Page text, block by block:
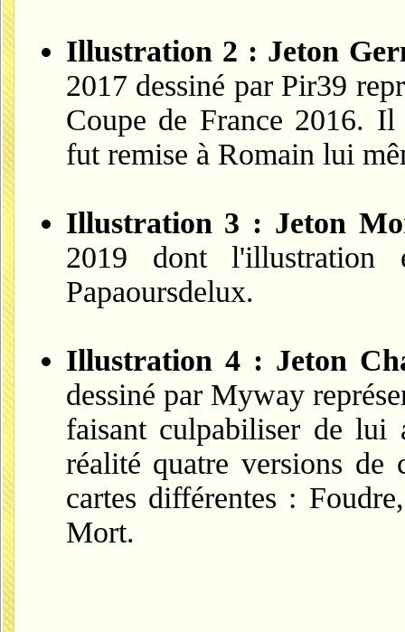
Illustration 2 : Jeton
2017 dessiné par Pir39
Coupe de France 2016.
fut remise à Romain lui
Illustration 3 : Jeton
2019 dont l'illustration
Papaoursdelux.
Illustration 4 : Jeton
dessiné par Myway
faisant culpabiliser de
réalité quatre versions
cartes différentes :
Mort.